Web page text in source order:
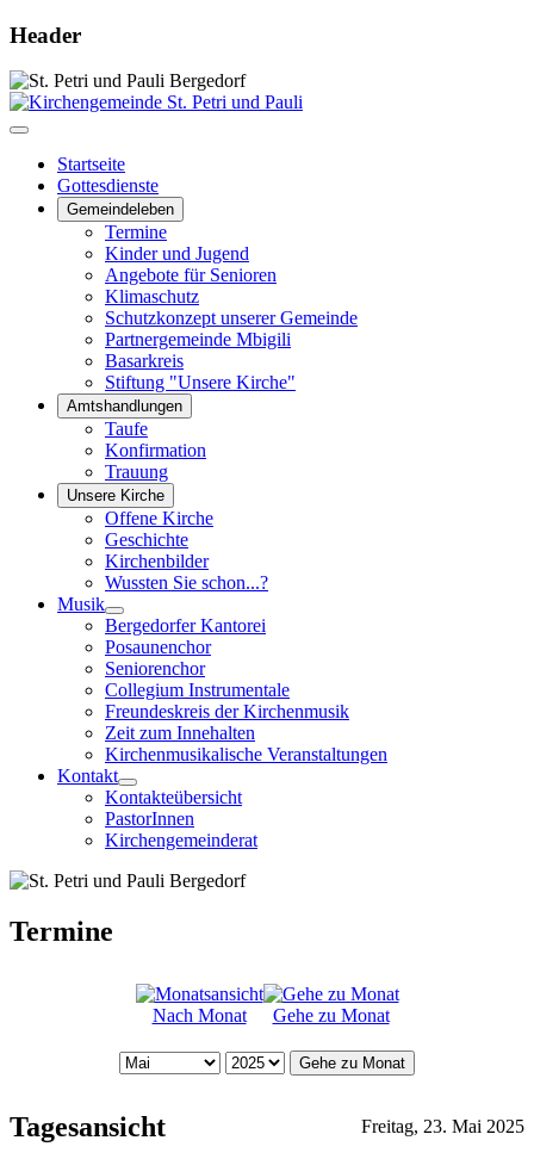
Header
Startseite
Gottesdienste
Gemeindeleben
Termine
Kinder und Jugend
Angebote für Senioren
Klimaschutz
Schutzkonzept unserer Gemeinde
Partnergemeinde Mbigili
Basarkreis
Stiftung "Unsere Kirche"
Amtshandlungen
Taufe
Konfirmation
Trauung
Unsere Kirche
Offene Kirche
Geschichte
Kirchenbilder
Wussten Sie schon...?
Musik
Bergedorfer Kantorei
Posaunenchor
Seniorenchor
Collegium Instrumentale
Freundeskreis der Kirchenmusik
Zeit zum Innehalten
Kirchenmusikalische Veranstaltungen
Kontakt
Kontakteübersicht
PastorInnen
Kirchengemeinderat
Termine
Nach Monat Gehe zu Monat
Gehe zu Monat
Tagesansicht Freitag, 23. Mai 2025